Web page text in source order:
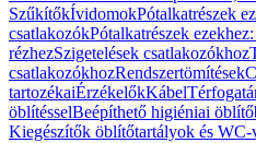
SzűkítőkÍvidomokPótalkatrészek
csatlakozókPótalkatrészek
rézhezSzigetelések csatlakozókhoz
csatlakozókhozRendszertömítések
tartozékaiÉrzékelőkKábel
öblítésselBeépíthető higiéniai
Kiegészítők öblítőtartályok és WC-